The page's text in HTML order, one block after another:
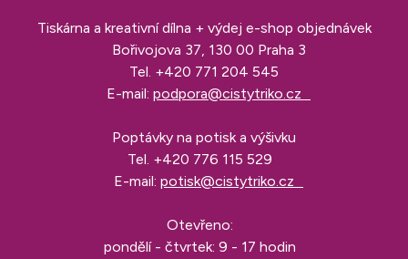
Tiskárna a kreativní dílna + výdej e-shop objednávek
Bořivojova 37, 130 00 Praha 3
Tel. +420 771 204 545
E-mail: podpora@cistytriko.cz
Poptávky na potisk a výšivku
Tel. +420 776 115 529
E-mail: potisk@cistytriko.cz
Otevřeno:
pondělí - čtvrtek: 9 - 17 hodin